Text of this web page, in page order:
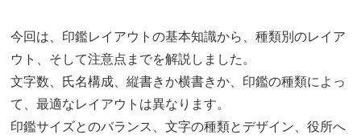
今回は、印鑑レイアウトの基本知識から、種類別のレイア
ウト、そして注意点までを解説しました。
文字数、氏名構成、縦書きか横書きか、印鑑の種類によっ
て、最適なレイアウトは異なります。
印鑑サイズとのバランス、文字の種類とデザイン、役所へ